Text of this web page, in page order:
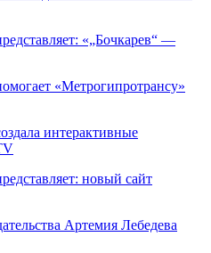
«„Бочкарев“ —
«Метрогипротрансу»
интерактивные
новый сайт
Артемия Лебедева